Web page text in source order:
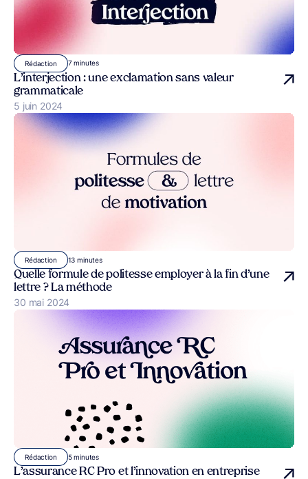
Rédaction 7 minutes
L’interjection : une exclamation sans valeur
grammaticale
Publié le
5 juin 2024
Rédaction 13 minutes
Quelle formule de politesse employer à la fin d’une
lettre ? La méthode
Publié le
30 mai 2024
Rédaction 5 minutes
L’assurance RC Pro et l’innovation en entreprise